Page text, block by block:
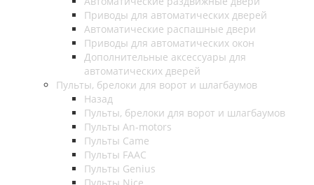
Приводы для автоматических дверей
Автоматические распашные двери
Приводы для автоматических окон
Дополнительные аксессуары для
автоматических дверей
Пульты, брелоки для ворот и шлагбаумов
Назад
Пульты, брелоки для ворот и шлагбаумов
Пульты An-motors
Пульты Came
Пульты FAAC
Пульты Genius